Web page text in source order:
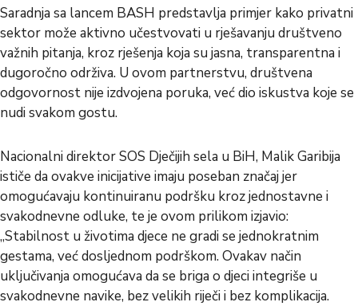
Saradnja sa lancem BASH predstavlja primjer kako privatni
sektor može aktivno učestvovati u rješavanju društveno
važnih pitanja, kroz rješenja koja su jasna, transparentna i
dugoročno održiva. U ovom partnerstvu, društvena
odgovornost nije izdvojena poruka, već dio iskustva koje se
nudi svakom gostu.
Nacionalni direktor SOS Dječijih sela u BiH, Malik Garibija
ističe da ovakve inicijative imaju poseban značaj jer
omogućavaju kontinuiranu podršku kroz jednostavne i
svakodnevne odluke, te je ovom prilikom izjavio:
„Stabilnost u životima djece ne gradi se jednokratnim
gestama, već dosljednom podrškom. Ovakav način
uključivanja omogućava da se briga o djeci integriše u
svakodnevne navike, bez velikih riječi i bez komplikacija.